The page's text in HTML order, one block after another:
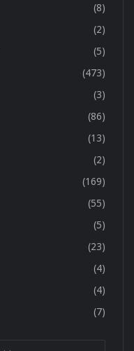
(8)
(2)
(5)
(473)
(3)
(86)
(13)
(2)
(169)
(55)
(5)
(23)
(4)
(4)
(7)